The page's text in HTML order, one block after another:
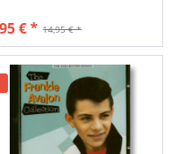
14,95 € *
€ *